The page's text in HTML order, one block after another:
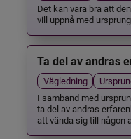
Det kan vara bra att
vill uppnå med
Ta del av andras
Vägledning
I samband med
ta del av andras
att vända sig till någon